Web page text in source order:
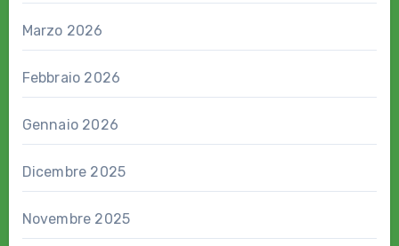
Marzo 2026
Febbraio 2026
Gennaio 2026
Dicembre 2025
Novembre 2025